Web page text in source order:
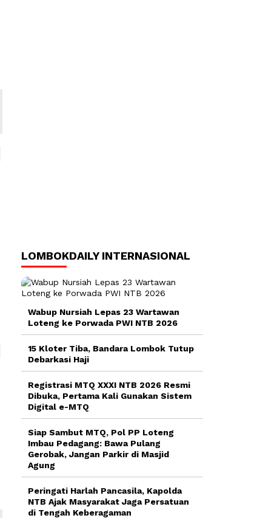
LOMBOKDAILY INTERNASIONAL
Wabup Nursiah Lepas 23 Wartawan
Loteng ke Porwada PWI NTB 2026
15 Kloter Tiba, Bandara Lombok Tutup
Debarkasi Haji
Registrasi MTQ XXXI NTB 2026 Resmi
Dibuka, Pertama Kali Gunakan Sistem
Digital e-MTQ
Siap Sambut MTQ, Pol PP Loteng
Imbau Pedagang: Bawa Pulang
Gerobak, Jangan Parkir di Masjid
Agung
Peringati Harlah Pancasila, Kapolda
NTB Ajak Masyarakat Jaga Persatuan
di Tengah Keberagaman